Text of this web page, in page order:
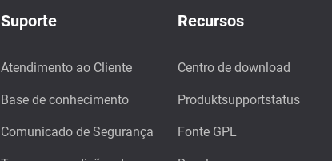
Suporte
Atendimento ao Cliente
Base de conhecimento
Comunicado de Segurança
Recursos
Centro de download
Produktsupportstatus
Fonte GPL